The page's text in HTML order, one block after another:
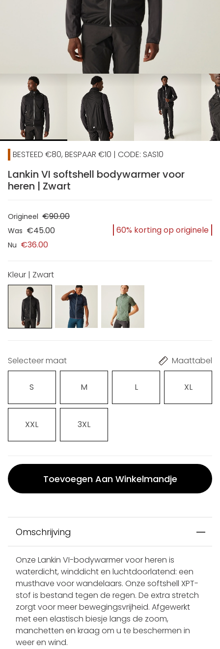
chevron_right
BESTEED €80, BESPAAR €10 | CODE: SAS10
Lankin VI softshell bodywarmer voor
heren | Zwart
Origineel €90.00
Was €45.00
Nu €36.00
60% korting op originele
Kleur | Zwart
Selecteer maat Maattabel
S M L XL
XXL 3XL
Toevoegen Aan Winkelmandje
Omschrijving
Onze Lankin VI-bodywarmer voor heren is
waterdicht, winddicht en luchtdoorlatend: een
musthave voor wandelaars. Onze softshell XPT-
stof is bestand tegen de regen. De extra stretch
zorgt voor meer bewegingsvrijheid. Afgewerkt
met een elastisch biesje langs de zoom,
manchetten en kraag om u te beschermen in
weer en wind.